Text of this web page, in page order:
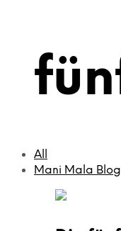
All
Mani Mala Blog